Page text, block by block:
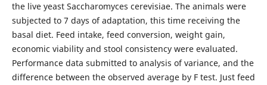
the live yeast Saccharomyces cerevisiae. The animals were
subjected to 7 days of adaptation, this time receiving the
basal diet. Feed intake, feed conversion, weight gain,
economic viability and stool consistency were evaluated.
Performance data submitted to analysis of variance, and the
difference between the observed average by F test. Just feed